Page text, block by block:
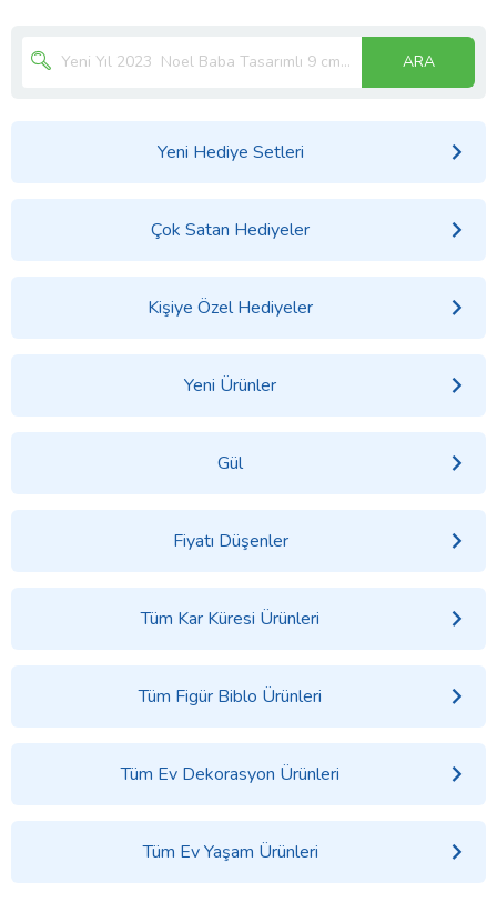
ARA
Yeni Hediye Setleri
Çok Satan Hediyeler
Kişiye Özel Hediyeler
Yeni Ürünler
Gül
Fiyatı Düşenler
Tüm Kar Küresi Ürünleri
Tüm Figür Biblo Ürünleri
Tüm Ev Dekorasyon Ürünleri
Tüm Ev Yaşam Ürünleri